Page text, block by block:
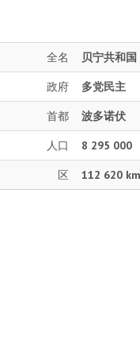
全名 贝宁共和国
政府 多党民主
首都 波多诺伏
人口 8 295 000
区 112 620